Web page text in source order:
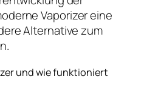
Vaporizer eine
Alternative zum
und wie funktioniert